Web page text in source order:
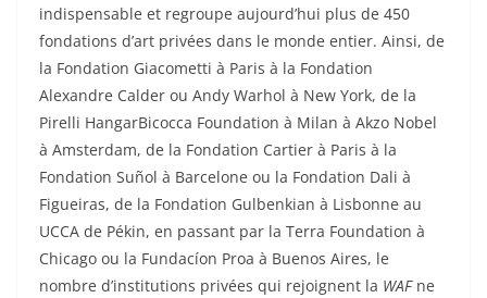
indispensable et regroupe aujourd’hui plus de 450
fondations d’art privées dans le monde entier. Ainsi, de
la Fondation Giacometti à Paris à la Fondation
Alexandre Calder ou Andy Warhol à New York, de la
Pirelli HangarBicocca Foundation à Milan à Akzo Nobel
à Amsterdam, de la Fondation Cartier à Paris à la
Fondation Suñol à Barcelone ou la Fondation Dali à
Figueiras, de la Fondation Gulbenkian à Lisbonne au
UCCA de Pékin, en passant par la Terra Foundation à
Chicago ou la Fundacíon Proa à Buenos Aires, le
nombre d’institutions privées qui rejoignent la WAFne